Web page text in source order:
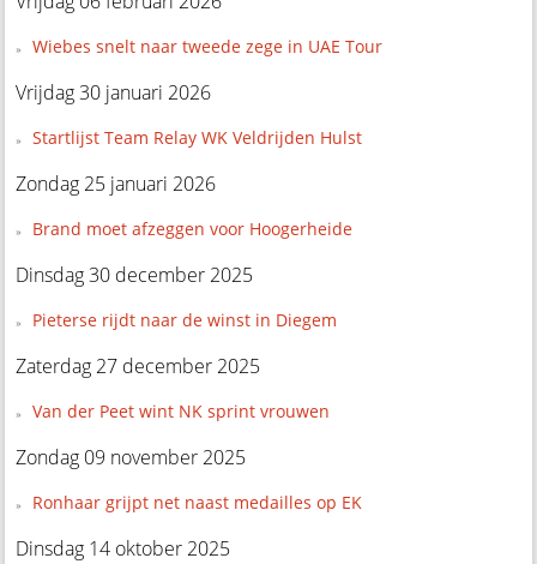
Wiebes snelt naar tweede zege in UAE Tour
Vrijdag 30 januari 2026
Startlijst Team Relay WK Veldrijden Hulst
Zondag 25 januari 2026
Brand moet afzeggen voor Hoogerheide
Dinsdag 30 december 2025
Pieterse rijdt naar de winst in Diegem
Zaterdag 27 december 2025
Van der Peet wint NK sprint vrouwen
Zondag 09 november 2025
Ronhaar grijpt net naast medailles op EK
Dinsdag 14 oktober 2025